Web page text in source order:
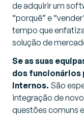
de adquirir um
“porquê” e
tempo que
solução de
Se as suas
dos funcionários
internos. São
integração de
questões comuns